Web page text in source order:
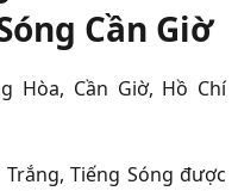
Cần Giờ
Hòa, Cần Giờ, Hồ Chí
Tiếng Sóng được